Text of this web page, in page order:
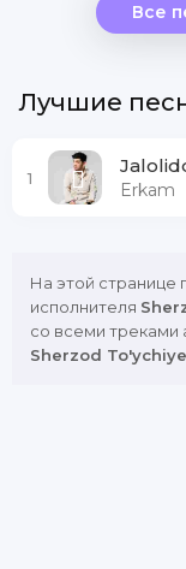
Все
Лучшие
1
Erkam
На этой странице
исполнителя
со всеми треками
Sherzod